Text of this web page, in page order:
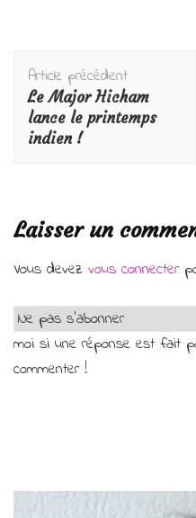
Navigation
d'article
Article précédent
Le Major Hicham
lance le printemps
indien !
Laisser un
Vous devez vous connecter
moi si une réponse est fait
commenter !